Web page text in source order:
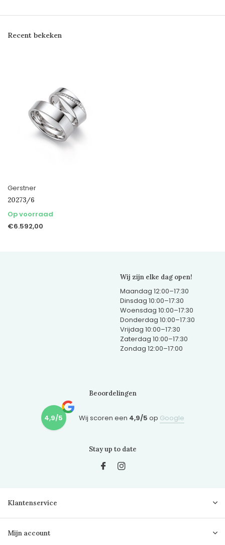
Recent bekeken
Gerstner
20273/6
Op voorraad
€6.592,00
Wij zijn elke dag open!
Maandag 12:00–17:30
Dinsdag 10:00–17:30
Woensdag 10:00–17:30
Donderdag 10:00–17:30
Vrijdag 10:00–17:30
Zaterdag 10:00–17:30
Zondag 12:00–17:00
Beoordelingen
4,9/5 Wij scoren een 4,9/5 op Google
Stay up to date
Klantenservice
Mijn account